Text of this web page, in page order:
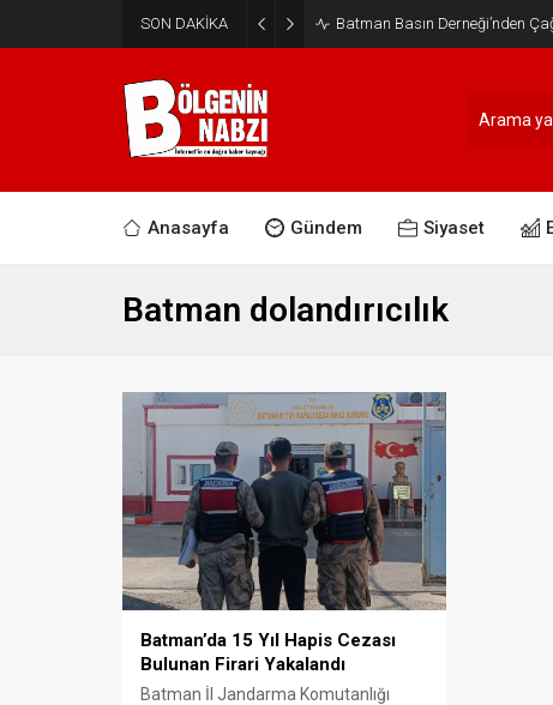
SON DAKİKA Batman Basın Derneği’nden
Anasayfa Gündem Siyaset
Batman dolandırıcılık
Batman’da 15 Yıl Hapis Cezası
Bulunan Firari Yakalandı
Batman İl Jandarma Komutanlığı